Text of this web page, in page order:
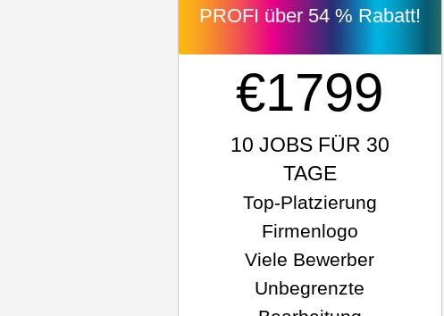
PROFI über 54 % Rabatt!
Top-Platzierung
Firmenlogo
Viele Bewerber
Unbegrenzte
€1799
10 JOBS FÜR 30
TAGE